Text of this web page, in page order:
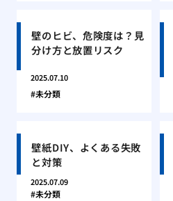
壁のヒビ、危険度は？見
分け方と放置リスク
2025.07.10
未分類
壁紙DIY、よくある失敗
と対策
2025.07.09
未分類